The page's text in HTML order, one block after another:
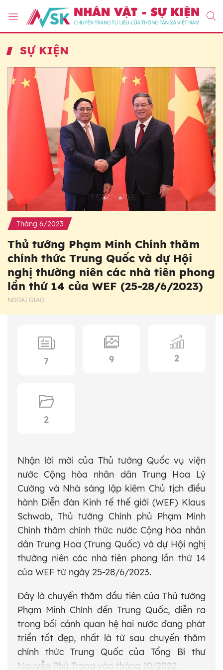
SỰ KIỆN
Tháng 6/2023
Thủ tướng Phạm Minh Chính thăm
chính thức Trung Quốc và dự Hội
nghị thường niên các nhà tiên phong
lần thứ 14 của WEF (25-28/6/2023)
NGOẠI GIAO
7 9 2
2
Nhận lời mời của Thủ tướng Quốc vụ viện
nước Cộng hòa nhân dân Trung Hoa Lý
Cường và Nhà sáng lập kiêm Chủ tịch điều
hành Diễn đàn Kinh tế thế giới (WEF) Klaus
Schwab, Thủ tướng Chính phủ Phạm Minh
Chính thăm chính thức nước Cộng hòa nhân
dân Trung Hoa (Trung Quốc) và dự Hội nghị
thường niên các nhà tiên phong lần thứ 14
của WEF từ ngày 25-28/6/2023.
Đây là chuyến thăm đầu tiên của Thủ tướng
Phạm Minh Chính đến Trung Quốc, diễn ra
trong bối cảnh quan hệ hai nước đang phát
triển tốt đẹp, nhất là từ sau chuyến thăm
chính thức Trung Quốc của Tổng Bí thư
Nguyễn Phú Trọng vào tháng 10/2022.